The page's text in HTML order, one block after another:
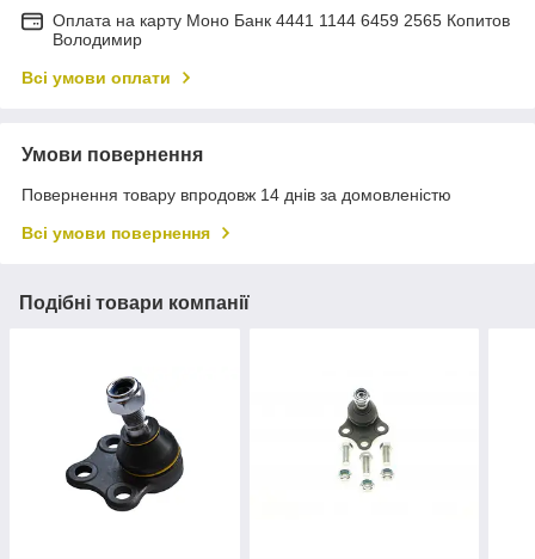
Оплата на карту Моно Банк 4441 1144 6459 2565 Копитов
Володимир
Всі умови оплати
Умови повернення
Повернення товару впродовж 14 днів за домовленістю
Всі умови повернення
Подібні товари компанії